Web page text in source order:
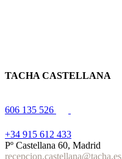
TACHA CASTELLANA
606 135 526
+34 915 612 433
Pº Castellana 60, Madrid
recepcion.castellana@tacha.es